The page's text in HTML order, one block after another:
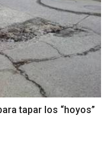
tapar los “hoyos”